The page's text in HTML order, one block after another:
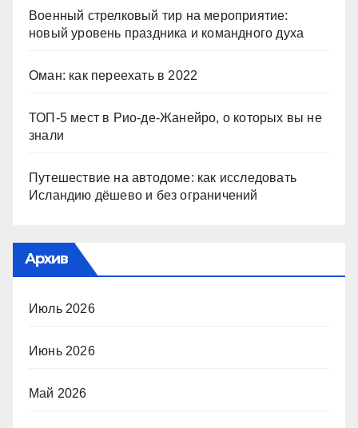
Военный стрелковый тир на мероприятие:
новый уровень праздника и командного духа
Оман: как переехать в 2022
ТОП-5 мест в Рио-де-Жанейро, о которых вы не
знали
Путешествие на автодоме: как исследовать
Исландию дёшево и без ограничений
Архив
Июль 2026
Июнь 2026
Май 2026